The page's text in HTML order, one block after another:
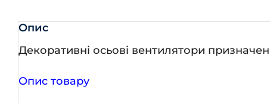
Опис
Декоративні осьові вентилятори
Опис товару